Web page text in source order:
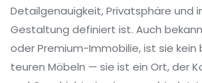
Detailgenauigkeit, Privatsphäre und
Gestaltung definiert ist. Auch
oderPremium-Immobilie, ist sie kein
teuren Möbeln — sie ist ein Ort, der